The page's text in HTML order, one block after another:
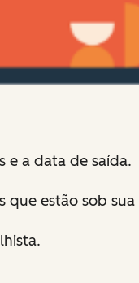
e a data de saída.
que estão sob